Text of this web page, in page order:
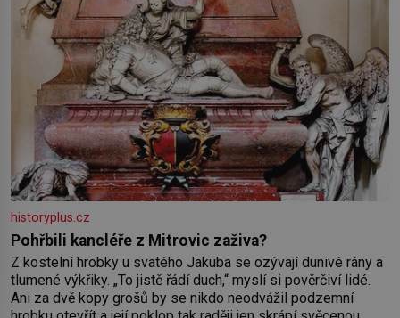
historyplus.cz
Pohřbili kancléře z Mitrovic zaživa?
Z kostelní hrobky u svatého Jakuba se ozývají dunivé rány a
tlumené výkřiky. „To jistě řádí duch,“ myslí si pověrčiví lidé.
Ani za dvě kopy grošů by se nikdo neodvážil podzemní